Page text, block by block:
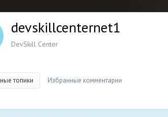
devskillcenternet1
DevSkill Center
топики Избранные комментарии